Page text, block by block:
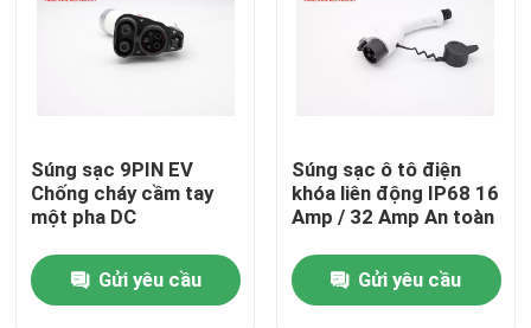
Về chúng tôi
Sản phẩm
Đầu nối xe điện
Súng sạc 9PIN EV
Chống cháy cầm tay
một pha DC
Gửi yêu cầu
Súng sạc ô tô điện
khóa liên động IP68 16
Amp / 32 Amp An toàn
Gửi yêu cầu